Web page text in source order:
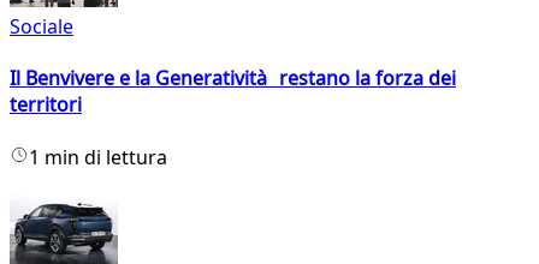
Sociale
Il Benvivere e la Generatività restano la forza dei
territori
1 min di lettura